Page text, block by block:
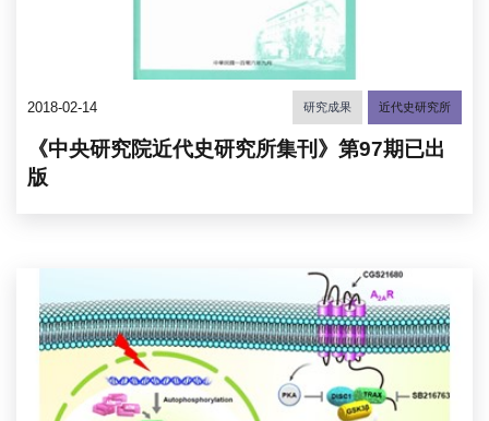
2018-02-14 研究成果 近代史研究所
《中央研究院近代史研究所集刊》第97期已出
版